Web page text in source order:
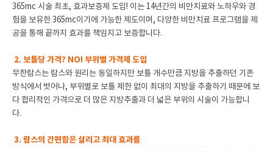
365mc 시술 최초, 효과보증제 도입! 이는 14년간의 비만치료와 노하우와 경
험을 보유한365mc이기에 가능한 제도이며, 다양한 비만치료 프로그램을 제
공을 통해 끝까지 효과를 책임지고 보증합니다.
2. 보틀당 가격? NO! 부위별 가격제 도입
무한람스는 람스와 원리는 동일하지만 보틀 개수만큼 지방을 추출하던 기존
방식에서 벗어나, 부위별로 보틀 제한 없이 최대의 지방을 추출하기 때문에 보
다 합리적인 가격으로 더 많은 지방추출과 더 넓은 부위의 시술이 가능합니
다.
3. 람스의 간편함은 살리고 최대 효과를